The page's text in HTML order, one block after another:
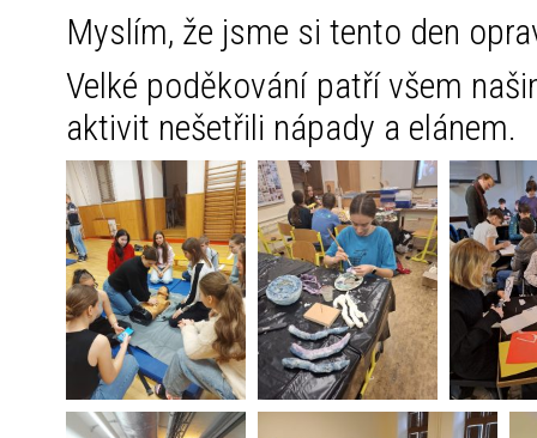
Myslím, že jsme si tento den
Velké poděkování patří všem
aktivit nešetřili nápady a elánem.